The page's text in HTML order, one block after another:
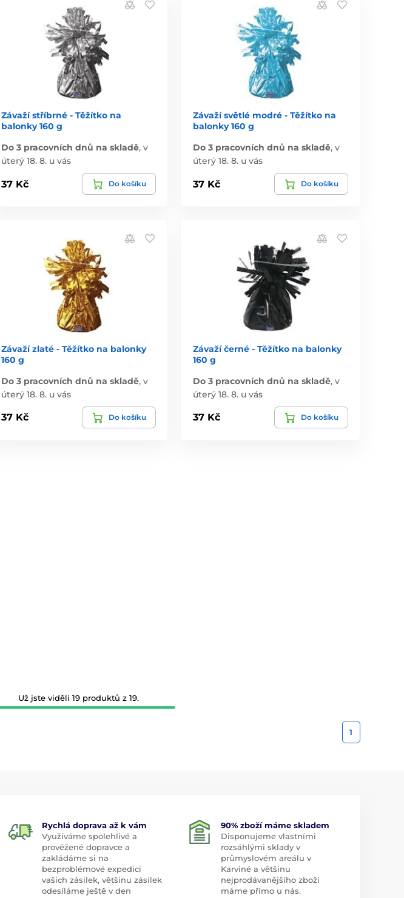
Závaží stříbrné - Těžítko na
balonky 160 g
Do 3 pracovních dnů na skladě, v
úterý 18. 8. u vás
37 Kč Do košíku
Závaží světlé modré - Těžítko na
balonky 160 g
Do 3 pracovních dnů na skladě,v
úterý 18. 8. u vás
37 Kč Do košíku
Závaží zlaté - Těžítko na balonky
160 g
Do 3 pracovních dnů na skladě, v
úterý 18. 8. u vás
37 Kč Do košíku
Závaží černé - Těžítko na balonky
160 g
Do 3 pracovních dnů na skladě,v
úterý 18. 8. u vás
37 Kč Do košíku
Už jste viděli 19 produktů z 19.
1
Rychlá doprava až k vám
Využíváme spolehlivé a
prověžené dopravce a
zakládáme si na
bezproblémové expedici
vašich zásilek, většinu zásilek
odesíláme ještě v den
90% zboží máme skladem
Disponujeme vlastními
rozsáhlými sklady v
průmyslovém areálu v
Karviné a většinu
nejprodávanějšího zboží
máme přímo u nás.